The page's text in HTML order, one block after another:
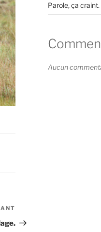
suivant
Parole, ça craint.
Aucun